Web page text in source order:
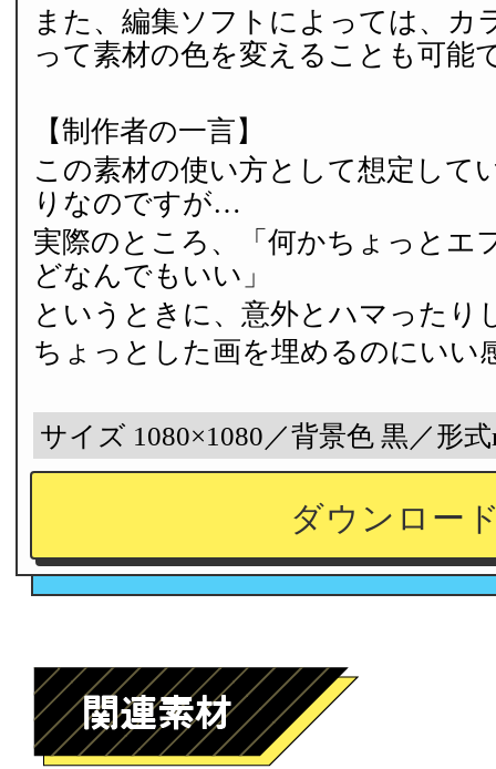
ダウンロー
また、編集ソフトによっては、カ
って素材の色を変えることも可能
【制作者の一言】
この素材の使い方として想定して
りなのですが…
実際のところ、「何かちょっとエ
どなんでもいい」
というときに、意外とハマったり
ちょっとした画を埋めるのにいい
サイズ 1080×1080／背景色 黒／形式